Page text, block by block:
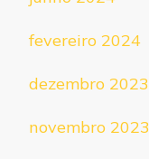
fevereiro 2024
dezembro 2023
novembro 2023